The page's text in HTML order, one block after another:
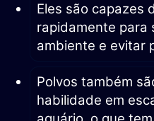
Eles são capazes
rapidamente para
ambiente e evitar
Polvos também
habilidade em